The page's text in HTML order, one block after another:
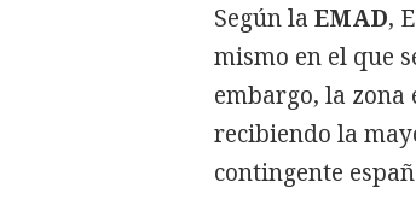
Según la EMAD,
mismo en el que
embargo, la zona
recibiendo la
contingente